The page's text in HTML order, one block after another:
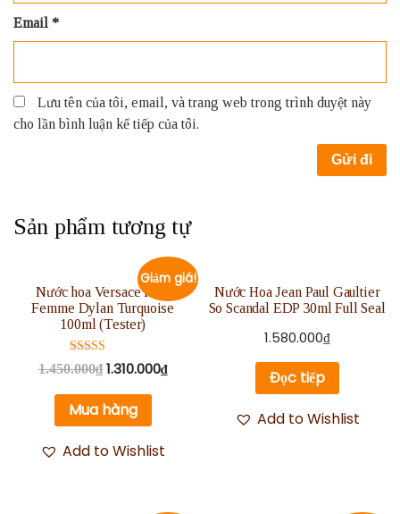
Email *
Lưu tên của tôi, email, và trang web trong trình duyệt này
cho lần bình luận kế tiếp của tôi.
Sản phẩm tương tự
Giảm giá!
Nước hoa Versace Pour
Femme Dylan Turquoise
100ml (Tester)
Được xếp
hạng
1.450.000₫ 1.310.000₫
Mua hàng
Add to Wishlist
Nước Hoa Jean Paul Gaultier
So Scandal EDP 30ml Full Seal
1.580.000₫
Đọc tiếp
Add to Wishlist